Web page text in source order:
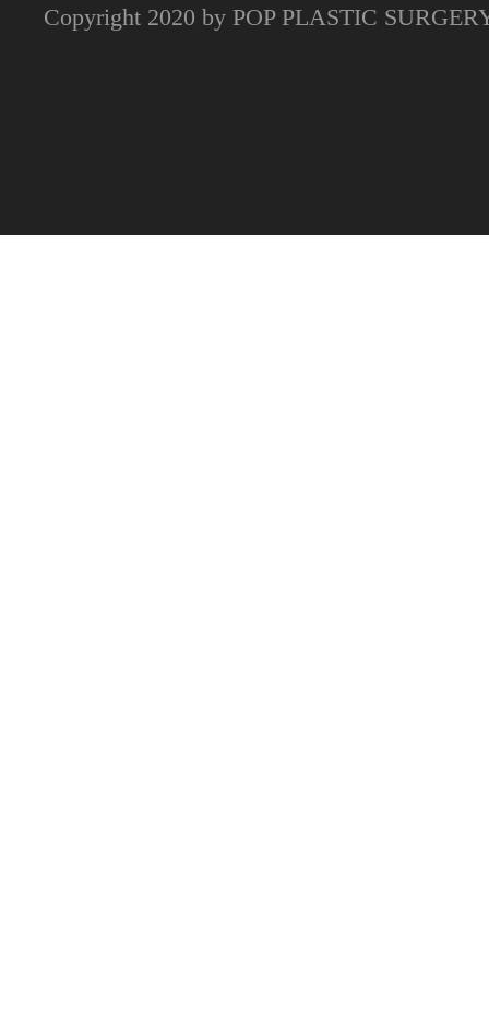
Copyright 2020 by POP PLASTIC